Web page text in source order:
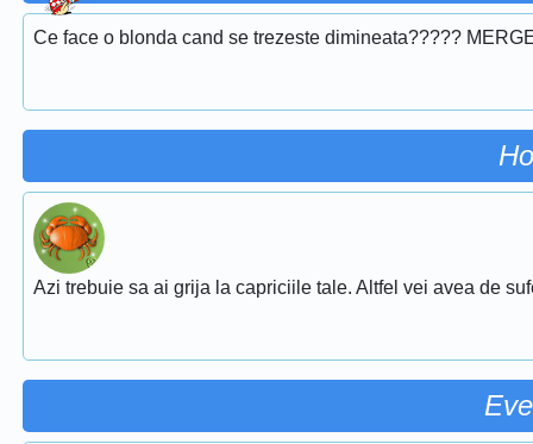
Ce face o blonda cand se trezeste dimineata?????
Azi trebuie sa ai grija la capriciile tale. Altfel vei avea de